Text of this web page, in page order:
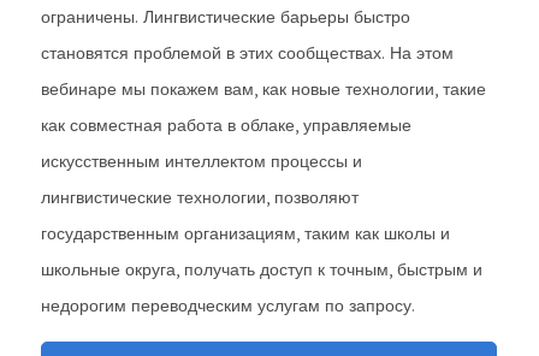
ограничены. Лингвистические барьеры быстро
становятся проблемой в этих сообществах. На этом
вебинаре мы покажем вам, как новые технологии, такие
как совместная работа в облаке, управляемые
искусственным интеллектом процессы и
лингвистические технологии, позволяют
государственным организациям, таким как школы и
школьные округа, получать доступ к точным, быстрым и
недорогим переводческим услугам по запросу.